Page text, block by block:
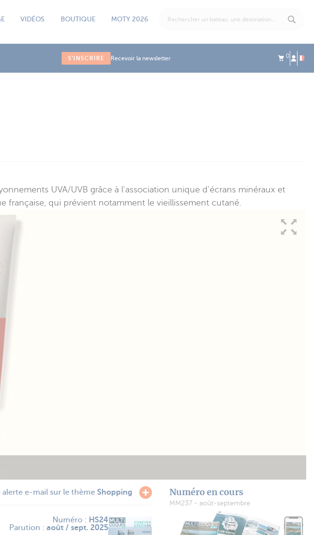
VIDÉOS BOUTIQUE MOTY 2026
S'INSCRIRE Recevoir la newsletter 0
UVA/UVB grâce à l'association unique d'écrans minéraux et
française, qui prévient notamment le vieillissement cutané.
alerte e-mail sur le thème Shopping
Numéro : HS24
Parution : août / sept. 2025
Numéro en cours
MM237 - août-septembre